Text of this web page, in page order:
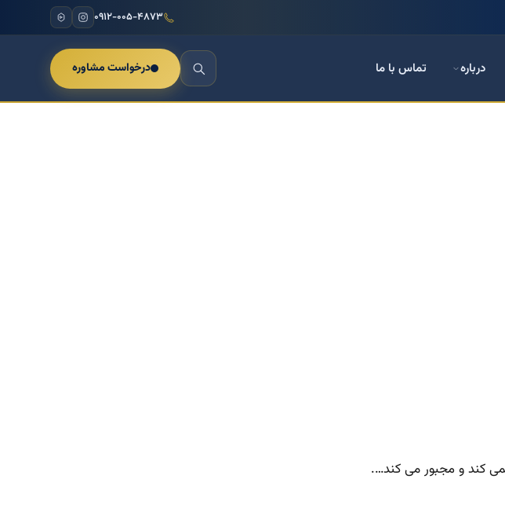
۰۹۱۲-۰۰۵-۴۸۷۳
درباره تماس با ما درخواست مشاوره
کند و مجبور می کند….